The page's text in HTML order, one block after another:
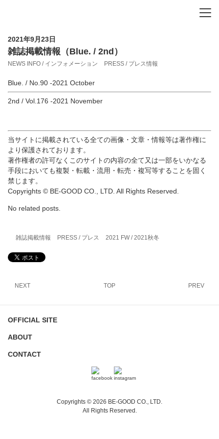
2021年9月23日
雑誌掲載情報（Blue. / 2nd）
NEWS INFO / インフォメーション PRESS / プレス情報
Blue. / No.90 -2021 October
2nd / Vol.176 -2021 November
当サイトに掲載されている全ての画像・文章・情報等は著作権に
より保護されております。
著作権者の許可なくこのサイトの内容の全て又は一部をいかなる
手段においても複製・転載・流用・転売・複写等することを固く
禁じます。
Copyrights © BE-GOOD CO., LTD. All Rights Reserved.
No related posts.
雑誌掲載情報 PRESS / プレス 2021 FW / 2021秋冬
NEXT TOP PREV
OFFICIAL SITE
ABOUT
CONTACT
Copyrights © 2026 BE-GOOD CO., LTD.
All Rights Reserved.